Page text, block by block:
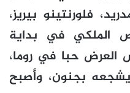
فلورنتينو بيريز،
الملكي في بداية
العرض حبا في روما،
بجنون، وأصبح